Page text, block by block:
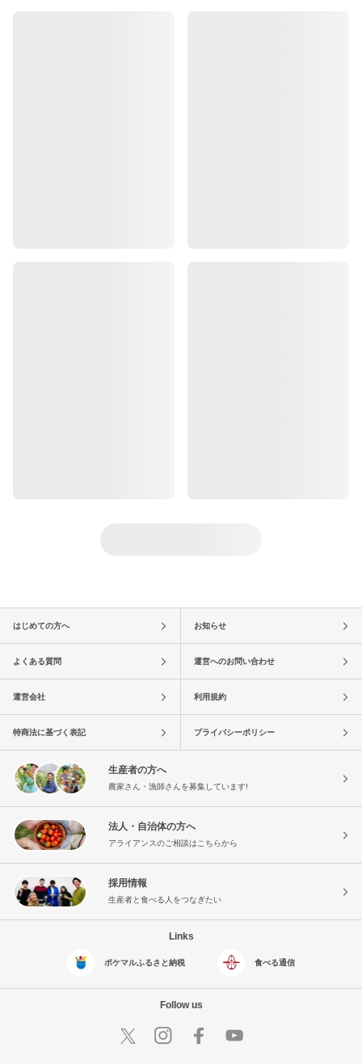
はじめての方へ お知らせ
よくある質問 運営へのお問い合わせ
運営会社 利用規約
特商法に基づく表記 プライバシーポリシー
生産者の方へ
農家さん・漁師さんを募集しています!
法人・自治体の方へ
アライアンスのご相談はこちらから
採用情報
生産者と食べる人をつなぎたい
Links
ポケマルふるさと納税 食べる通信
Follow us